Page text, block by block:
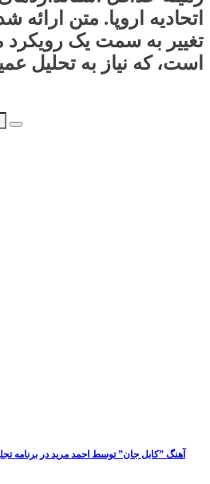
اتحادیه اروپا. متن ارائه
تغییر به سمت یک رویکرد
است، که نیاز به تحلیل
آهنگ ”کابل جان” توسط احمد مرید در برنامه